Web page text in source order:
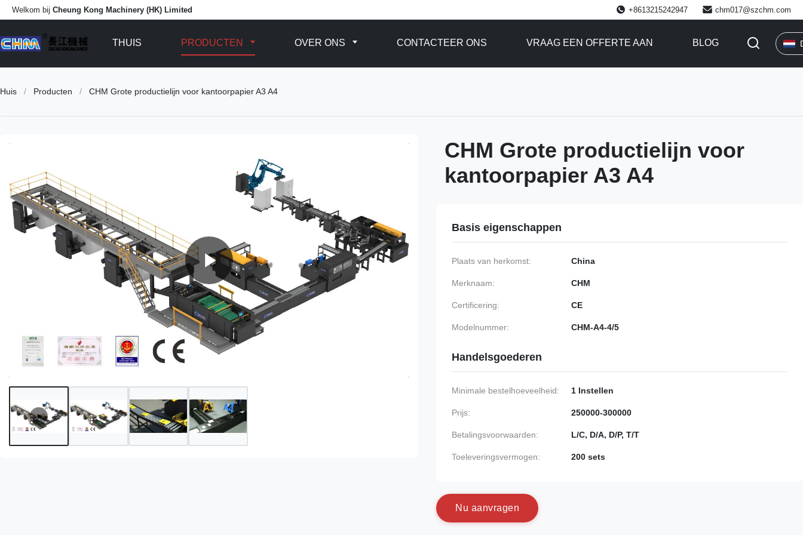
Welkom bij Cheung Kong Machinery (HK) Limited +8613215242947 chm017@szchm.com
THUIS PRODUCTEN OVER ONS CONTACTEER ONS VRAAG EEN OFFERTE AAN BLOG
Huis / Producten / CHM Grote productielijn voor kantoorpapier A3 A4
CHM Grote productielijn voor
kantoorpapier A3 A4
Basis eigenschappen
Plaats van herkomst: China
Merknaam: CHM
Certificering: CE
Modelnummer: CHM-A4-4/5
Handelsgoederen
Minimale bestelhoeveelheid: 1 Instellen
Prijs: 250000-300000
Betalingsvoorwaarden: L/C, D/A, D/P, T/T
Toeleveringsvermogen: 200 sets
N u aanvragen